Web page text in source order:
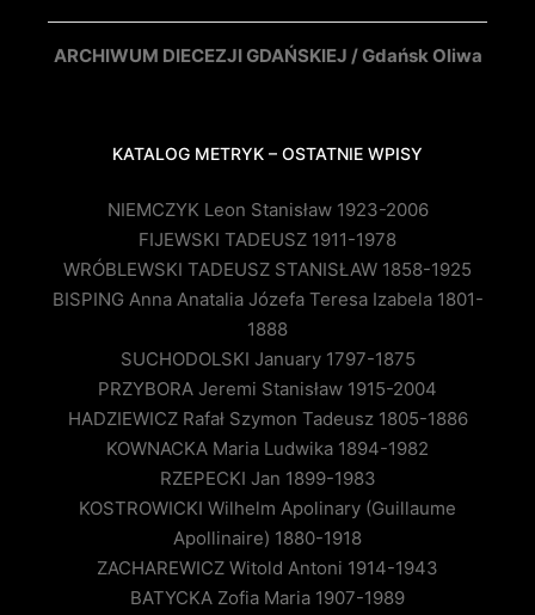
ARCHIWUM DIECEZJI GDAŃSKIEJ / Gdańsk Oliwa
KATALOG METRYK – OSTATNIE WPISY
NIEMCZYK Leon Stanisław 1923-2006
FIJEWSKI TADEUSZ 1911-1978
WRÓBLEWSKI TADEUSZ STANISŁAW 1858-1925
BISPING Anna Anatalia Józefa Teresa Izabela 1801-
1888
SUCHODOLSKI January 1797-1875
PRZYBORA Jeremi Stanisław 1915-2004
HADZIEWICZ Rafał Szymon Tadeusz 1805-1886
KOWNACKA Maria Ludwika 1894-1982
RZEPECKI Jan 1899-1983
KOSTROWICKI Wilhelm Apolinary (Guillaume
Apollinaire) 1880-1918
ZACHAREWICZ Witold Antoni 1914-1943
BATYCKA Zofia Maria 1907-1989